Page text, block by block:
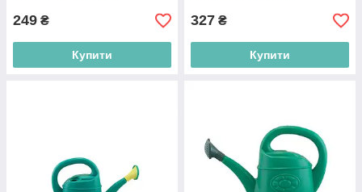
249 ₴
Купити
327 ₴
Купити